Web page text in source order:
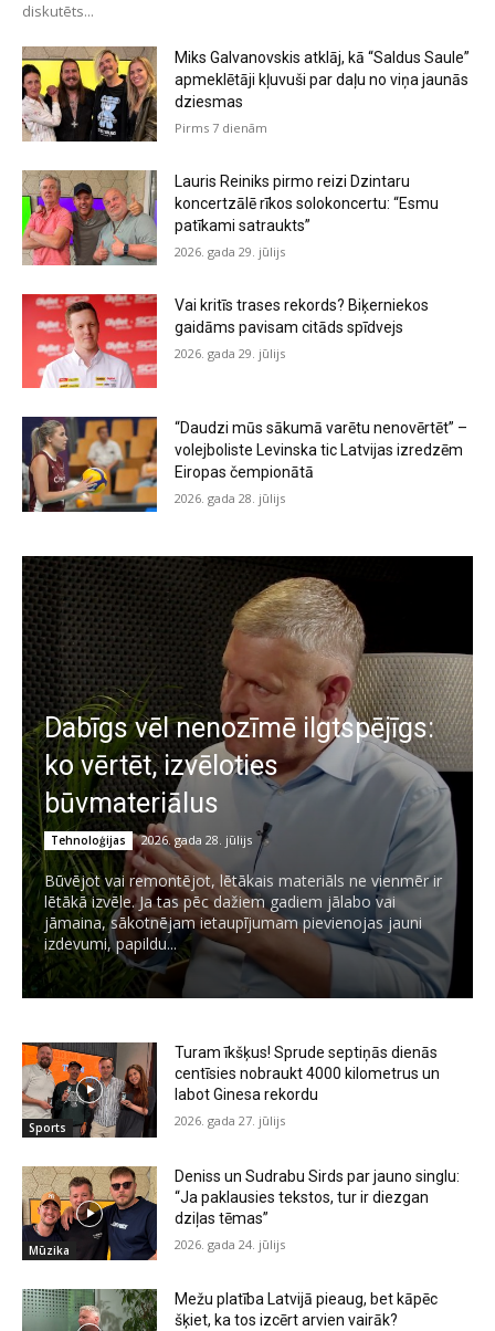
diskutēts...
Miks Galvanovskis atklāj, kā “Saldus Saule”
apmeklētāji kļuvuši par daļu no viņa jaunās
dziesmas
Pirms 7 dienām
Lauris Reiniks pirmo reizi Dzintaru
koncertzālē rīkos solokoncertu: “Esmu
patīkami satraukts”
2026. gada 29. jūlijs
Vai kritīs trases rekords? Biķerniekos
gaidāms pavisam citāds spīdvejs
2026. gada 29. jūlijs
“Daudzi mūs sākumā varētu nenovērtēt” –
volejboliste Levinska tic Latvijas izredzēm
Eiropas čempionātā
2026. gada 28. jūlijs
Dabīgs vēl nenozīmē ilgtspējīgs:
ko vērtēt, izvēloties
būvmateriālus
Tehnoloģijas 2026. gada 28. jūlijs
Būvējot vai remontējot, lētākais materiāls ne vienmēr ir
lētākā izvēle. Ja tas pēc dažiem gadiem jālabo vai
jāmaina, sākotnējam ietaupījumam pievienojas jauni
izdevumi, papildu...
Sports
Turam īkšķus! Sprude septiņās dienās
centīsies nobraukt 4000 kilometrus un
labot Ginesa rekordu
2026. gada 27. jūlijs
Mūzika
Deniss un Sudrabu Sirds par jauno singlu:
“Ja paklausies tekstos, tur ir diezgan
dziļas tēmas”
2026. gada 24. jūlijs
Mežu platība Latvijā pieaug, bet kāpēc
šķiet, ka tos izcērt arvien vairāk?